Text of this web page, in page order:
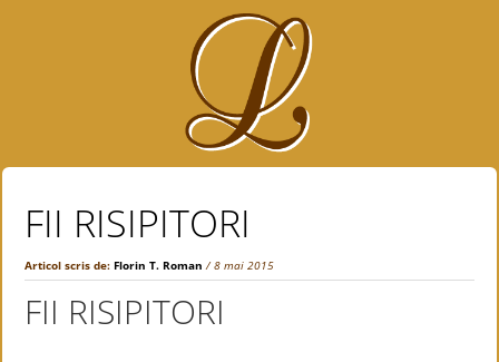
FII RISIPITORI
Articol scris de:Florin T. Roman / 8 mai 2015
FII RISIPITORI